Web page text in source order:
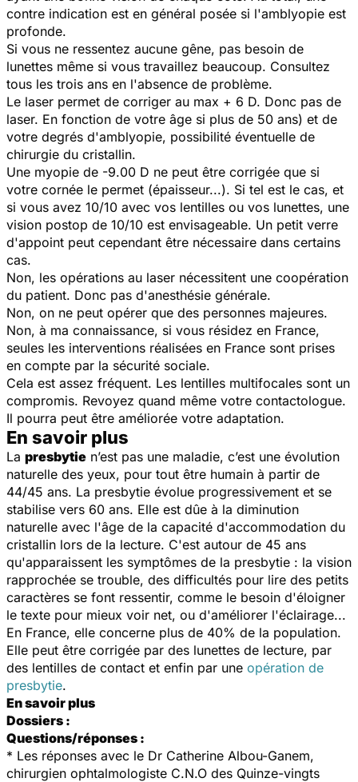
contre indication est en général posée si l'amblyopie est
profonde.
Si vous ne ressentez aucune gêne, pas besoin de
lunettes même si vous travaillez beaucoup. Consultez
tous les trois ans en l'absence de problème.
Le laser permet de corriger au max + 6 D. Donc pas de
laser. En fonction de votre âge si plus de 50 ans) et de
votre degrés d'amblyopie, possibilité éventuelle de
chirurgie du cristallin.
Une myopie de -9.00 D ne peut être corrigée que si
votre cornée le permet (épaisseur...). Si tel est le cas, et
si vous avez 10/10 avec vos lentilles ou vos lunettes, une
vision postop de 10/10 est envisageable. Un petit verre
d'appoint peut cependant être nécessaire dans certains
cas.
Non, les opérations au laser nécessitent une coopération
du patient. Donc pas d'anesthésie générale.
Non, on ne peut opérer que des personnes majeures.
Non, à ma connaissance, si vous résidez en France,
seules les interventions réalisées en France sont prises
en compte par la sécurité sociale.
Cela est assez fréquent. Les lentilles multifocales sont un
compromis. Revoyez quand même votre contactologue.
Il pourra peut être améliorée votre adaptation.
En savoir plus
La presbytie n’est pas une maladie, c’est une évolution
naturelle des yeux, pour tout être humain à partir de
44/45 ans. La presbytie évolue progressivement et se
stabilise vers 60 ans. Elle est dûe à la diminution
naturelle avec l'âge de la capacité d'accommodation du
cristallin lors de la lecture. C'est autour de 45 ans
qu'apparaissent les symptômes de la presbytie : la vision
rapprochée se trouble, des difficultés pour lire des petits
caractères se font ressentir, comme le besoin d'éloigner
le texte pour mieux voir net, ou d'améliorer l'éclairage...
En France, elle concerne plus de 40% de la population.
Elle peut être corrigée par des lunettes de lecture, par
des lentilles de contact et enfin par une opération de
presbytie.
En savoir plus
Dossiers :
Questions/réponses :
* Les réponses avec le Dr Catherine Albou-Ganem,
chirurgien ophtalmologiste C.N.O des Quinze-vingts